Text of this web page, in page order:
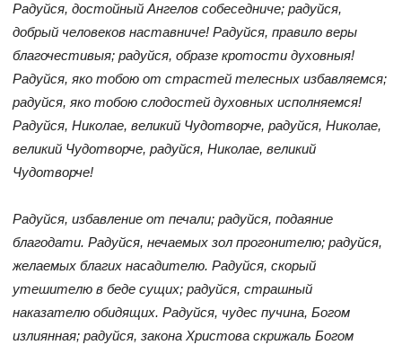
Радуйся, достойный Ангелов собеседниче; радуйся,
добрый человеков наставниче! Радуйся, правило веры
благочестивыя; радуйся, образе кротости духовныя!
Радуйся, яко тобою от страстей телесных избавляемся;
радуйся, яко тобою слодостей духовных исполняемся!
Радуйся, Николае, великий Чудотворче, радуйся, Николае,
великий Чудотворче, радуйся, Николае, великий
Чудотворче!
Радуйся, избавление от печали; радуйся, подаяние
благодати. Радуйся, нечаемых зол прогонителю; радуйся,
желаемых благих насадителю. Радуйся, скорый
утешителю в беде сущих; радуйся, страшный
наказателю обидящих. Радуйся, чудес пучина, Богом
излиянная; радуйся, закона Христова скрижаль Богом